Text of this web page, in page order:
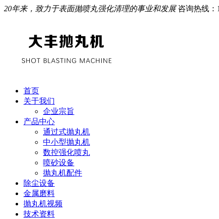
20年来，致力于表面抛喷丸强化清理的事业和发展 咨询热线：
首页
关于我们
企业宗旨
产品中心
通过式抛丸机
中小型抛丸机
数控强化喷丸
喷砂设备
抛丸机配件
除尘设备
金属磨料
抛丸机视频
技术资料